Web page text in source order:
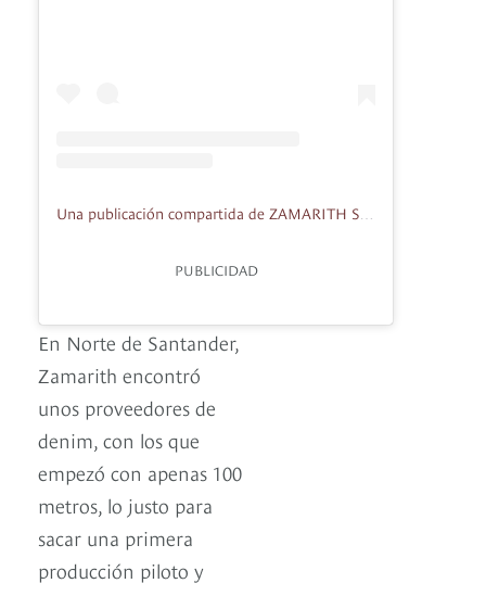
PUBLICIDAD
En Norte de Santander,
Zamarith encontró
unos proveedores de
denim, con los que
empezó con apenas 100
metros, lo justo para
sacar una primera
producción piloto y